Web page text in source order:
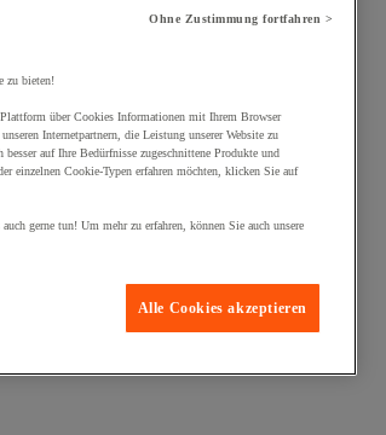
Ohne Zustimmung fortfahren >
zu bieten!
über Cookies Informationen mit Ihrem Browser
Internetpartnern, die Leistung unserer Website zu
auf Ihre Bedürfnisse zugeschnittene Produkte und
einzelnen Cookie-Typen erfahren möchten, klicken Sie auf
gerne tun! Um mehr zu erfahren, können Sie auch unsere
Alle Cookies akzeptieren